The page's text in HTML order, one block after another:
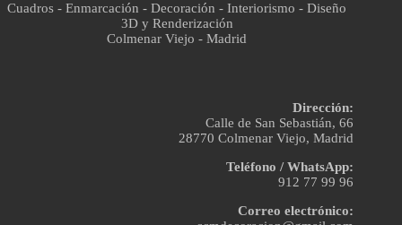
Cuadros - Enmarcación - Decoración - Interiorismo - Diseño
3D y Renderización
Colmenar Viejo - Madrid
Dirección:
Calle de San Sebastián, 66
28770 Colmenar Viejo, Madrid
Teléfono / WhatsApp:
912 77 99 96
Correo electrónico: